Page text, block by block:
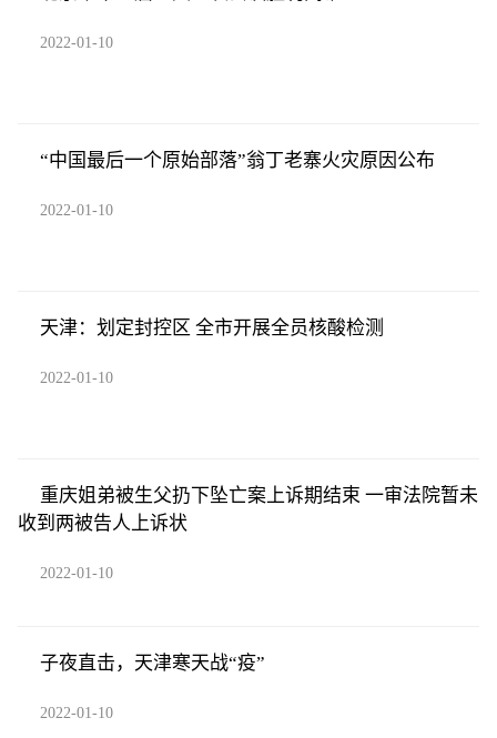
2022-01-10
“中国最后一个原始部落”翁丁老寨火灾原因公布
2022-01-10
天津：划定封控区 全市开展全员核酸检测
2022-01-10
重庆姐弟被生父扔下坠亡案上诉期结束 一审法院暂未
收到两被告人上诉状
2022-01-10
子夜直击，天津寒天战“疫”
2022-01-10